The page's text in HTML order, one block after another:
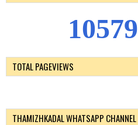
10579
TOTAL PAGEVIEWS
THAMIZHKADAL WHATSAPP CHANNEL